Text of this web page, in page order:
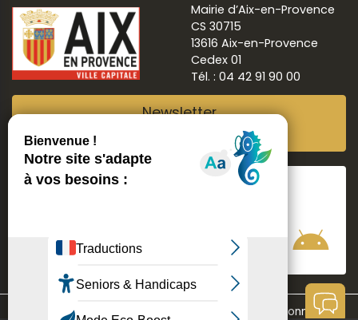
Mairie d’Aix-en-Provence
CS 30715
13616 Aix-en-Provence
Cedex 01
Tél. : 04 42 91 90 00
Newsletter
Suivre Aix ma ville
Communication Données personnelles